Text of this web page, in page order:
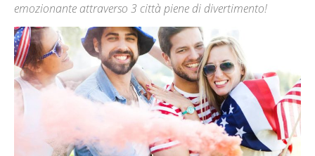
emozionante attraverso 3 città piene di divertimento!